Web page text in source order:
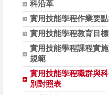
科沿革
實用技能學程作業要點
實用技能學程教育目標
實用技能學程課程實施
規範
實用技能學程職群與科
別對照表